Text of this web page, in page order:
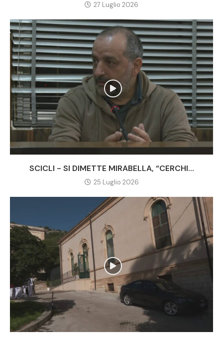
27 Luglio 2026
SCICLI - SI DIMETTE MIRABELLA, “CERCHI...
25 Luglio 2026